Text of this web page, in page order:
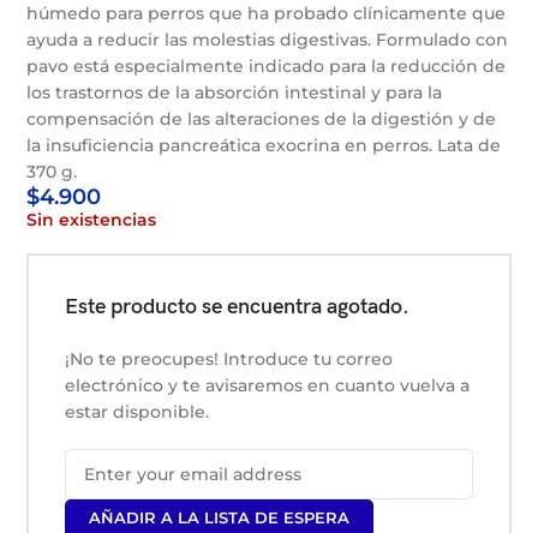
húmedo para perros que ha probado clínicamente que
ayuda a reducir las molestias digestivas. Formulado con
pavo está especialmente indicado para la reducción de
los trastornos de la absorción intestinal y para la
compensación de las alteraciones de la digestión y de
la insuficiencia pancreática exocrina en perros. Lata de
370 g.
$4.900
Sin existencias
Este producto se encuentra agotado.
¡No te preocupes! Introduce tu correo
electrónico y te avisaremos en cuanto vuelva a
estar disponible.
AÑADIR A LA LISTA DE ESPERA